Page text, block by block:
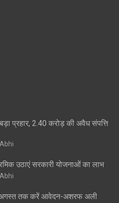
प्रहार, 2.40 करोड़ की अवैध संपत्ति
उठाएं सरकारी योजनाओं का लाभ
अगस्त तक करें आवेदन-अशरफ अली